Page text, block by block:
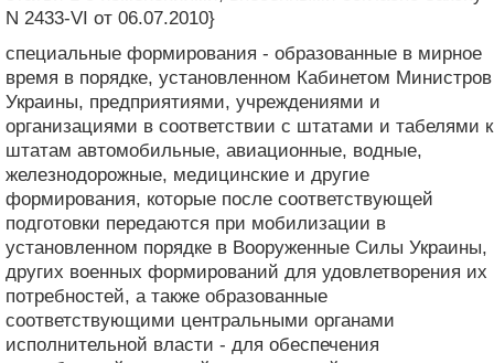
N 2433-VI от 06.07.2010}
специальные формирования - образованные в мирное
время в порядке, установленном Кабинетом Министров
Украины, предприятиями, учреждениями и
организациями в соответствии с штатами и табелями к
штатам автомобильные, авиационные, водные,
железнодорожные, медицинские и другие
формирования, которые после соответствующей
подготовки передаются при мобилизации в
установленном порядке в Вооруженные Силы Украины,
других военных формирований для удовлетворения их
потребностей, а также образованные
соответствующими центральными органами
исполнительной власти - для обеспечения